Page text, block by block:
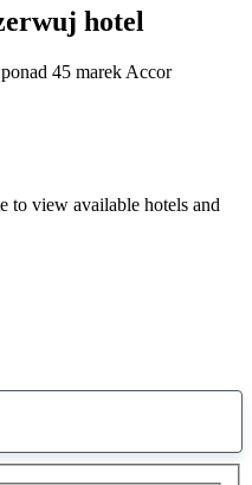
hotel
45 marek Accor
to view available hotels and